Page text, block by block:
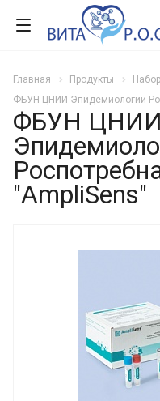
Главная Продукты
ФБУН ЦНИИ Эпидемиологии
ФБУН ЦНИИ
"AmpliSens"